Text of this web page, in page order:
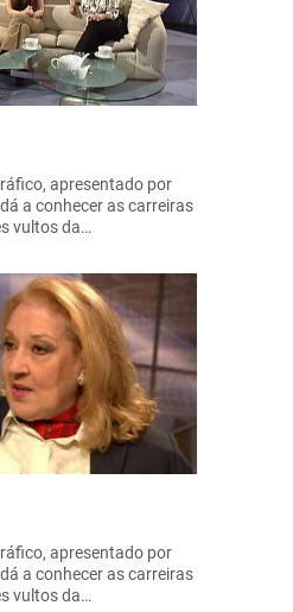
apresentado por
a conhecer as carreiras
vultos da…
apresentado por
a conhecer as carreiras
vultos da…